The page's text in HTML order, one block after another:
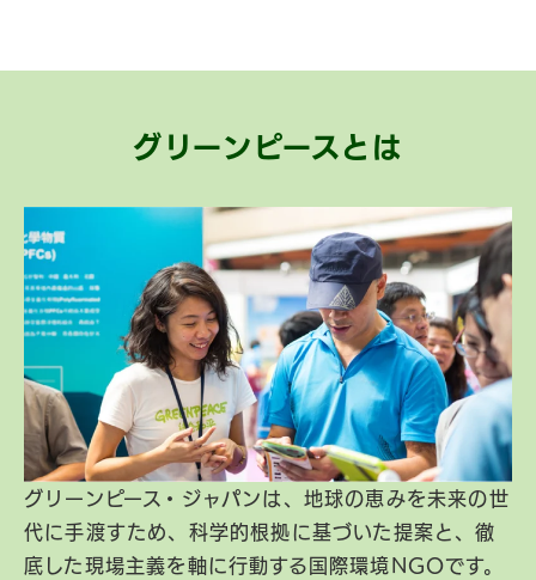
グリーンピースとは
グリーンピース・ジャパンは、地球の恵みを未来の世
代に手渡すため、科学的根拠に基づいた提案と、徹
底した現場主義を軸に行動する国際環境NGOです。